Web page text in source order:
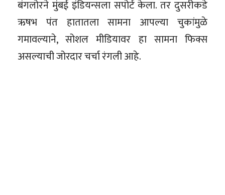
बंगलोरने मुंबई इंडियन्सला सपोर्ट केला. तर दुसरीकडे
ऋषभ पंत हातातला सामना आपल्या चुकांमुळे
गमावल्याने, सोशल मीडियावर हा सामना फिक्स
असल्याची जोरदार चर्चा रंगली आहे.